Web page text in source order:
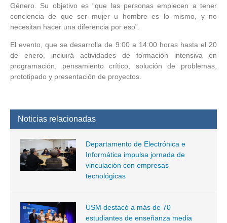
Género. Su objetivo es “que las personas empiecen a tener
conciencia de que ser mujer u hombre es lo mismo, y no
necesitan hacer una diferencia por eso”.
El evento, que se desarrolla de 9:00 a 14:00 horas hasta el 20
de enero, incluirá actividades de formación intensiva en
programación, pensamiento crítico, solución de problemas,
prototipado y presentación de proyectos.
Noticias relacionadas
Departamento de Electrónica e
Informática impulsa jornada de
vinculación con empresas
tecnológicas
USM destacó a más de 70
estudiantes de enseñanza media